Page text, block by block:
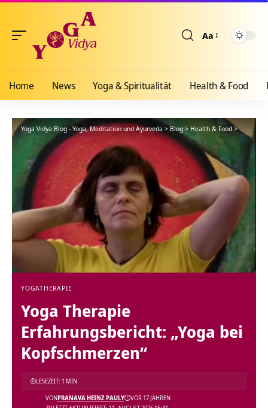
Aa
Home News Yoga & Spiritualität Health & Food
Yoga Vidya Blog - Yoga, Meditation und Ayurveda >Blog > Health & Food>
YOGATHERAPIE
Yoga Therapie
Erfahrungsbericht: „Yoga bei
Kopfschmerzen“
VONPRANAVA HEINZ PAULY VOR 17 JAHREN
LESEZEIT: 1 MIN